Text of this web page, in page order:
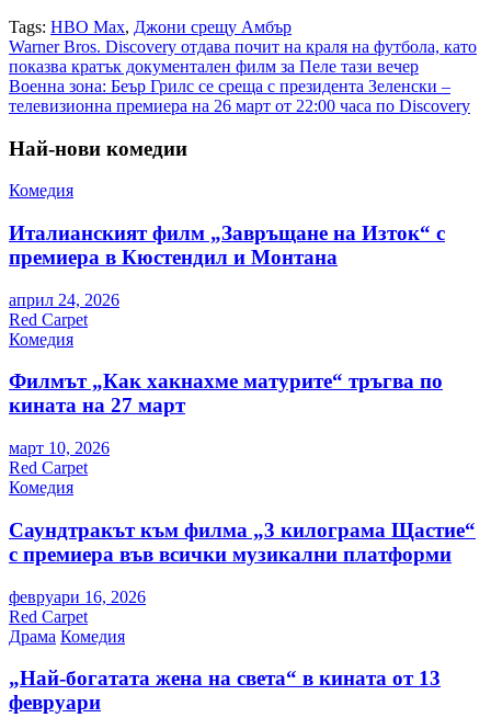
Tags: HBO Max, Джони срещу Амбър
Навигация
Warner Bros. Discovery отдава почит на краля на футбола, като
показва кратък документален филм за Пеле тази вечер
Военна зона: Беър Грилс се среща с президента Зеленски –
телевизионна премиера на 26 март от 22:00 часa по Discovery
Най-нови комедии
Комедия
Италианският филм „Завръщане на Изток“ с
премиера в Кюстендил и Монтана
април 24, 2026
Red Carpet
Комедия
Филмът „Как хакнахме матурите“ тръгва по
кината на 27 март
март 10, 2026
Red Carpet
Комедия
Саундтракът към филма „3 килограма Щастие“
с премиера във всички музикални платформи
февруари 16, 2026
Red Carpet
Драма Комедия
„Най-богатата жена на света“ в кината от 13
февруари